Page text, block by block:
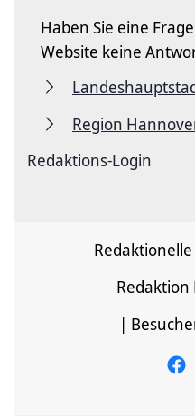
Haben Sie eine
Website keine
Region
Redaktions-Login
|